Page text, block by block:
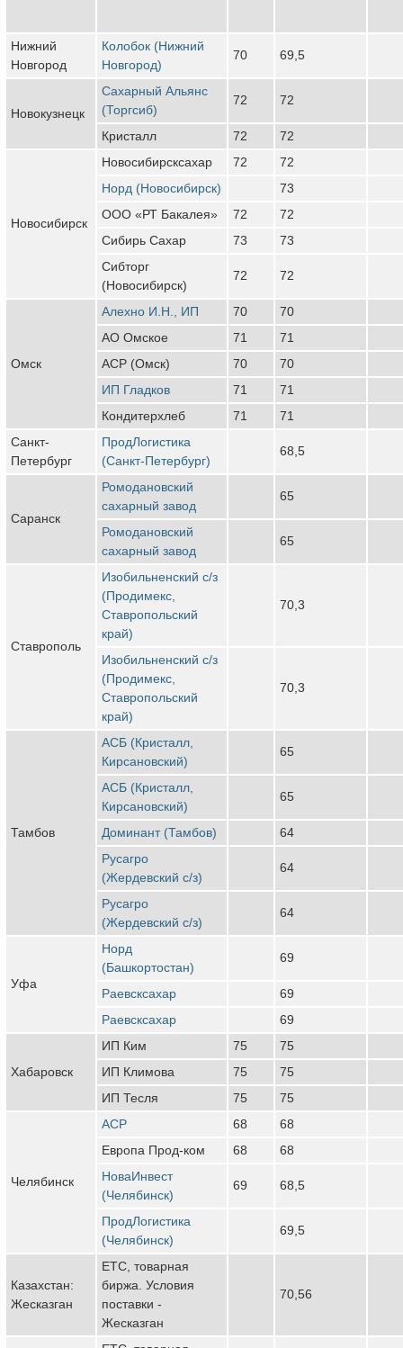
Нижний
Новгород
Колобок (Нижний
Новгород)
70 69,5
Новокузнецк
Сахарный Альянс
(Торгсиб)
72 72
Кристалл 72 72
Новосибирск
Новосибирсксахар 72
72
Норд (Новосибирск)
73
ООО «РТ Бакалея»
72
72
Сибирь Сахар
73
73
Сибторг
(Новосибирск)
72 72
Омск
Алехно И.Н., ИП 70
70
АО Омское
71
71
АСР (Омск)
70
70
ИП Гладков
71
71
Кондитерхлеб
71
71
Санкт-
Петербург
ПродЛогистика
(Санкт-Петербург)
68,5
Саранск
Ромодановский
сахарный завод
65
Ромодановский
сахарный завод
65
Ставрополь
Изобильненский с/з
(Продимекс,
Ставропольский
край)
70,3
Изобильненский с/з
(Продимекс,
Ставропольский
край)
70,3
Тамбов
АСБ (Кристалл,
Кирсановский)
65
АСБ (Кристалл,
Кирсановский)
65
Доминант (Тамбов)
64
Русагро
(Жердевский с/з)
64
Русагро
(Жердевский с/з)
64
Уфа
Норд
(Башкортостан)
69
Раевсксахар
69
Раевсксахар
69
Хабаровск
ИП Ким 75
75
ИП Климова
75
75
ИП Тесля
75 75
Челябинск
АСР 68
68
Европа Прод-ком
68
68
НоваИнвест
(Челябинск)
69 68,5
ПродЛогистика
(Челябинск)
69,5
Казахстан:
Жесказган
ЕТС, товарная
биржа. Условия
поставки -
Жесказган
70,56